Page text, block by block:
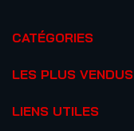
CATÉGORIES
LES PLUS VENDUS
LIENS UTILES